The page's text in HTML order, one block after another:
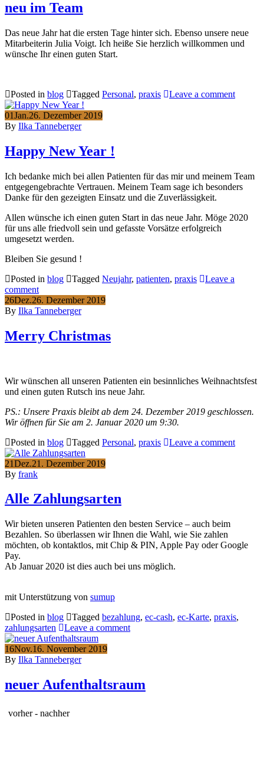
neu im Team
Das neue Jahr hat die ersten Tage hinter sich. Ebenso unsere neue
Mitarbeiterin Julia Voigt. Ich heiße Sie herzlich willkommen und
wünsche Ihr einen guten Start.
Posted in blog Tagged Personal, praxis Leave a comment
01Jan.26. Dezember 2019
By Ilka Tanneberger
Happy New Year !
Ich bedanke mich bei allen Patienten für das mir und meinem Team
entgegengebrachte Vertrauen. Meinem Team sage ich besonders
Danke für den gezeigten Einsatz und die Zuverlässigkeit.
Allen wünsche ich einen guten Start in das neue Jahr. Möge 2020
für uns alle friedvoll sein und gefasste Vorsätze erfolgreich
umgesetzt werden.
Bleiben Sie gesund !
Posted in blog Tagged Neujahr, patienten, praxis
Leave a
comment
26Dez.26. Dezember 2019
By Ilka Tanneberger
Merry Christmas
Wir wünschen all unseren Patienten ein besinnliches Weihnachtsfest
und einen guten Rutsch ins neue Jahr.
PS.: Unsere Praxis bleibt ab dem 24. Dezember 2019 geschlossen.
Wir öffnen für Sie am 2. Januar 2020 um 9:30.
Posted in blog Tagged Personal, praxis Leave a comment
21Dez.21. Dezember 2019
By frank
Alle Zahlungsarten
Wir bieten unseren Patienten den besten Service – auch beim
Bezahlen. So überlassen wir Ihnen die Wahl, wie Sie zahlen
möchten, ob kontaktlos, mit Chip & PIN, Apple Pay oder Google
Pay.
Ab Januar 2020 ist dies auch bei uns möglich.
mit Unterstützung von sumup
Posted in blog Tagged bezahlung, ec-cash, ec-Karte, praxis,
zahlungsarten
Leave a comment
16Nov.16. November 2019
By Ilka Tanneberger
neuer Aufenthaltsraum
vorher - nachher